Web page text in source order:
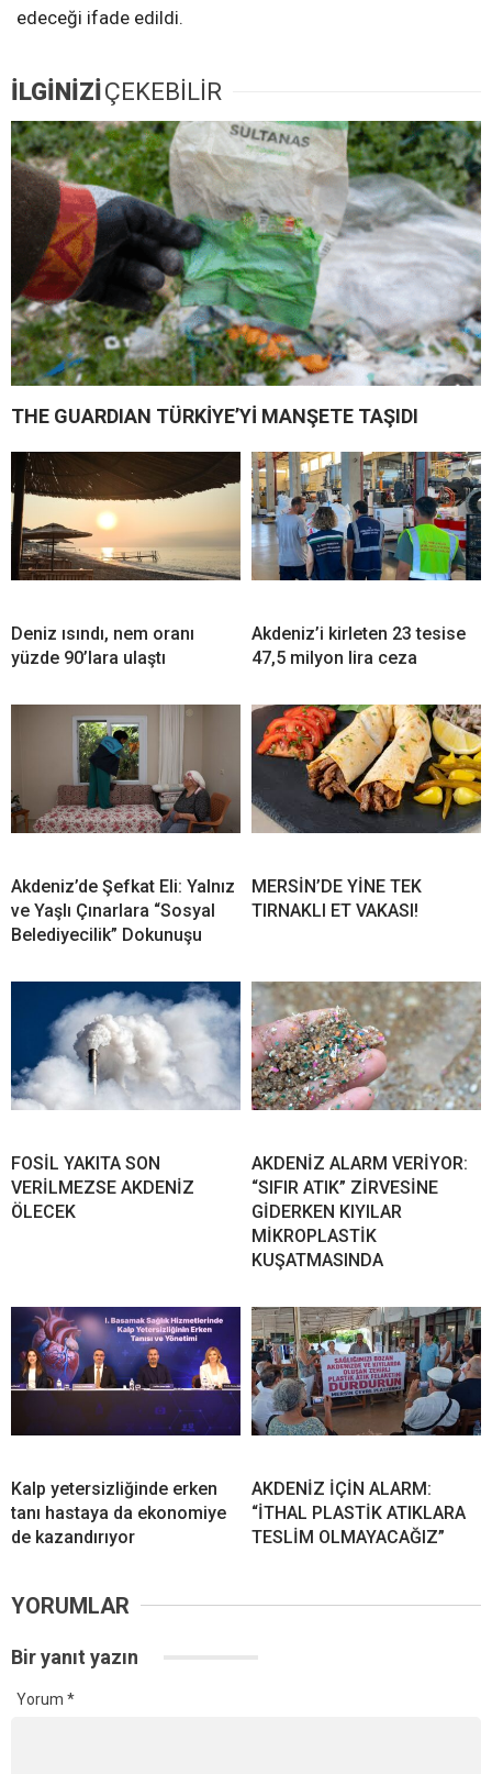
edeceği ifade edildi.
İLGİNİZİÇEKEBİLİR
THE GUARDIAN TÜRKİYE’Yİ MANŞETE TAŞIDI
Deniz ısındı, nem oranı
yüzde 90’lara ulaştı
Akdeniz’i kirleten 23 tesise
47,5 milyon lira ceza
Akdeniz’de Şefkat Eli: Yalnız
ve Yaşlı Çınarlara “Sosyal
Belediyecilik” Dokunuşu
MERSİN’DE YİNE TEK
TIRNAKLI ET VAKASI!
FOSİL YAKITA SON
VERİLMEZSE AKDENİZ
ÖLECEK
AKDENİZ ALARM VERİYOR:
“SIFIR ATIK” ZİRVESİNE
GİDERKEN KIYILAR
MİKROPLASTİK
KUŞATMASINDA
Kalp yetersizliğinde erken
tanı hastaya da ekonomiye
de kazandırıyor
AKDENİZ İÇİN ALARM:
“İTHAL PLASTİK ATIKLARA
TESLİM OLMAYACAĞIZ”
YORUMLAR
Bir yanıt yazın
Yorum *